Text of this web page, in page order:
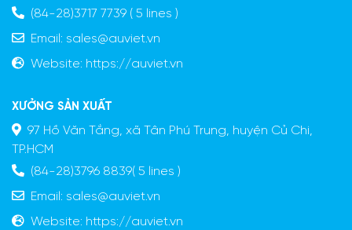
(84-28)3717 7739 ( 5 lines )
Email: sales@auviet.vn
Website: https://auviet.vn
XƯỞNG SẢN XUẤT
97 Hồ Văn Tắng, xã Tân Phú Trung, huyện Củ Chi,
TP.HCM
(84-28)3796 8839( 5 lines )
Email: sales@auviet.vn
Website: https://auviet.vn